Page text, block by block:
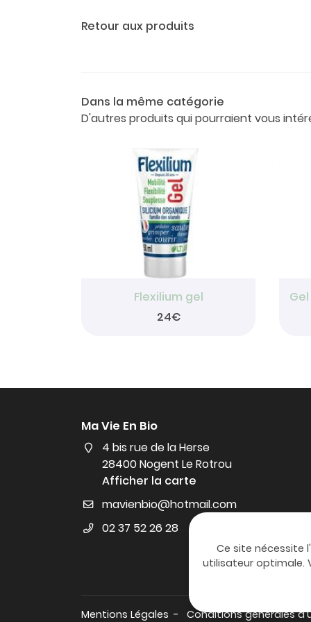
Retour aux produits
Dans la même catégorie
D'autres produits qui pourraient vous
Flexilium gel
24€
Ma Vie En Bio
4 bis rue de la Herse
28400 Nogent Le Rotrou
Afficher la carte
02 37 52 26 28
Mentions Légales Conditions générales
Ce site nécessite
utilisateur optimale.